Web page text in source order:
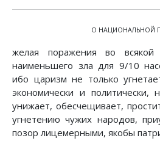
О НАЦИОНАЛЬНОЙ
желая поражения во
наименьшего зла для 9/10
ибо царизм не только
экономически и политически,
унижает, обесчещивает,
угнетению чужих народов,
позор лицемерными, якобы